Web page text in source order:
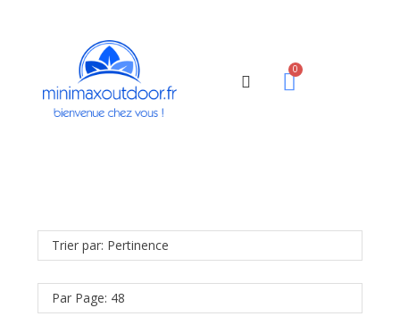
Trier par: Pertinence
Par Page: 48